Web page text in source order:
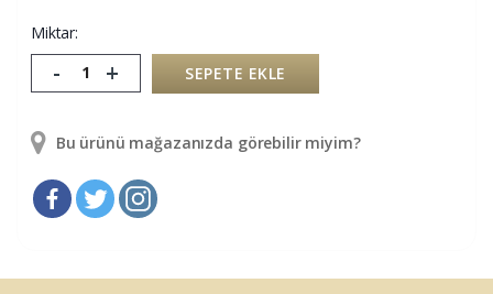
Miktar:
- + SEPETE EKLE
Bu ürünü mağazanızda görebilir miyim?